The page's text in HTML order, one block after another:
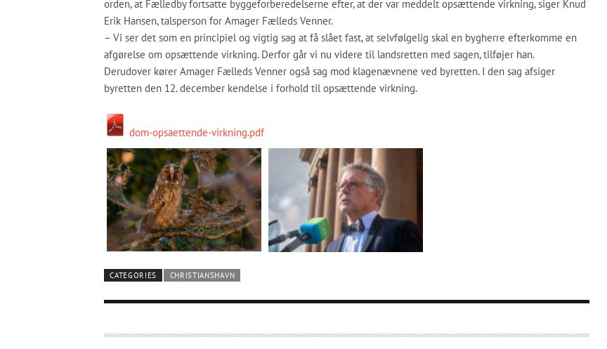
orden, at Fælledby fortsatte byggeforberedelserne efter, at der var meddelt opsættende virkning, siger Knud
Erik Hansen, talsperson for Amager Fælleds Venner.
– Vi ser det som en principiel og vigtig sag at få slået fast, at selvfølgelig skal en bygherre efterkomme en
afgørelse om opsættende virkning. Derfor går vi nu videre til landsretten med sagen, tilføjer han.
Derudover kører Amager Fælleds Venner også sag mod klagenævnene ved byretten. I den sag afsiger
byretten den 12. december kendelse i forhold til opsættende virkning.
dom-opsaettende-virkning.pdf
CATEGORIES CHRISTIANSHAVN